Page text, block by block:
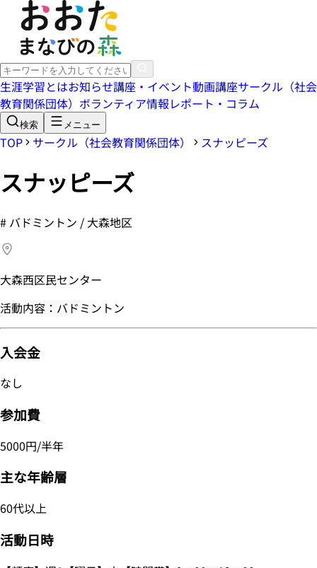
生涯学習とはお知らせ講座・イベント動画講座サークル（社会
教育関係団体） ボランティア情報レポート・コラム
検索 メニュー
TOP サークル（社会教育関係団体） スナッピーズ
スナッピーズ
# バドミントン / 大森地区
大森西区民センター
活動内容：バドミントン
入会金
なし
参加費
5000円/半年
主な年齢層
60代以上
活動日時